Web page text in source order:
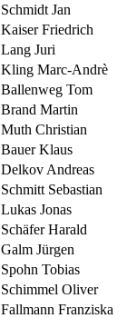
Schmidt Jan
Kaiser Friedrich
Lang Juri
Kling Marc-Andrè
Ballenweg Tom
Brand Martin
Muth Christian
Bauer Klaus
Delkov Andreas
Schmitt Sebastian
Lukas Jonas
Schäfer Harald
Galm Jürgen
Spohn Tobias
Schimmel Oliver
Fallmann Franziska